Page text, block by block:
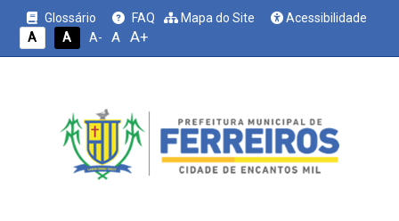
Glossário FAQ Mapa do Site
Acessibilidade
A
A A- A A+